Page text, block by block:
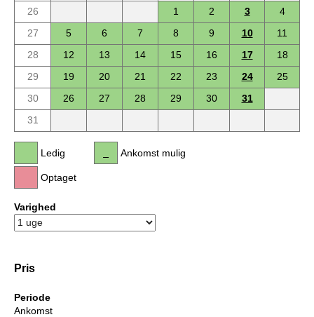
26
1 2 3
4
27
5 6 7 8 9 10
11
28
12 13 14 15 16 17
18
29
19 20 21 22 23 24
25
30
26 27 28 29 30
31
31
Ledig
Optaget
Ankomst mulig
Varighed
Pris
Periode
Ankomst